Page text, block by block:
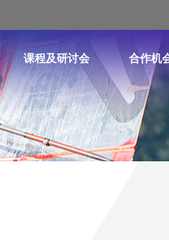
课程及研讨会 合作机